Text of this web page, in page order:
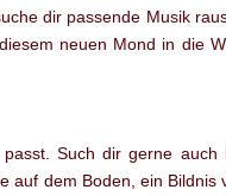
dir passende Musik
neuen Mond in die
Such dir gerne auch
dem Boden, ein